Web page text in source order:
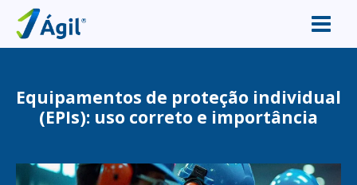
Equipamentos de proteção individual
(EPIs): uso correto e importância